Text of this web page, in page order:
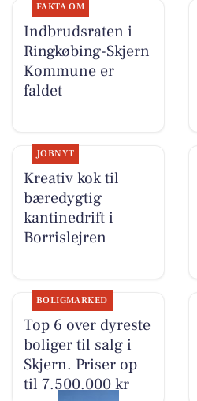
FAKTA OM
Indbrudsraten i
Ringkøbing-Skjern
Kommune er
faldet
JOBNYT
Kreativ kok til
bæredygtig
kantinedrift i
Borrislejren
BOLIGMARKED
Top 6 over dyreste
boliger til salg i
Skjern. Priser op
til 7.500.000 kr